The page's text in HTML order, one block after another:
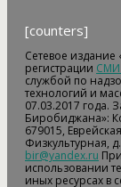
[counters]
Сетевое
регистрации СМИ
службой по
технологий и
07.03.2017 года.
Биробиджана»:
679015,
Физкультурная,
bir@yandex.ru
использовании
иных ресурсах в